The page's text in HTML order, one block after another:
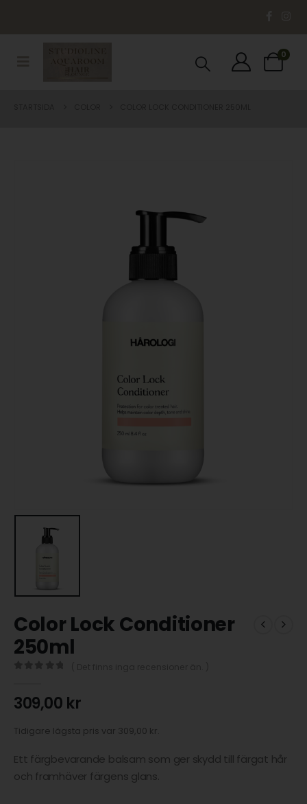
0
Color Lock Conditioner
250ml
309,00 kr
Tidigare lägsta pris var 309,00 kr
Ett färgbevarande balsam som ger skydd till färgat hår
och framhäver färgens glans.